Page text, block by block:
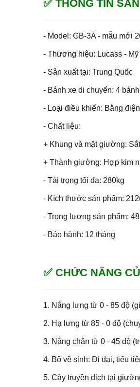
✅ THÔNG TIN
- Model: GB-3A - mẫu mới
- Thương hiệu: Lucass - Mỹ
- Sản xuất tại: Trung Quốc
- Bánh xe di chuyển: 4 bánh
- Loại điều khiển: Bằng điện
- Chất liệu:
+ Khung và mặt giường:
+ Thành giường: Hợp kim
- Tải trọng tối đa: 280kg
- Kích thước sản phẩm:
- Trọng lượng sản phẩm:
- Bảo hành: 12 tháng
✅ CHỨC NĂNG
1. Nâng lưng từ 0 - 85 độ
2. Hạ lưng từ 85 - 0 độ
3. Nâng chân từ 0 - 45 độ
4. Bô vệ sinh: Đi đại, tiểu
5. Cây truyền dịch tại